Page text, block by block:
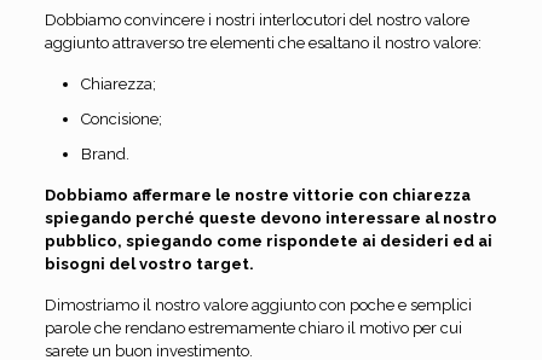
Dobbiamo convincere i nostri interlocutori del nostro valore
aggiunto attraverso tre elementi che esaltano il nostro valore:
Chiarezza;
Concisione;
Brand.
Dobbiamo affermare le nostre vittorie con chiarezza
spiegando perché queste devono interessare al nostro
pubblico, spiegando come rispondete ai desideri ed ai
bisogni del vostro target.
Dimostriamo il nostro valore aggiunto con poche e semplici
parole che rendano estremamente chiaro il motivo per cui
sarete un buon investimento.